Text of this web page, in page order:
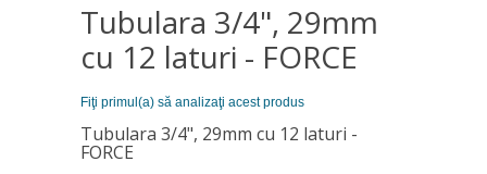
Tubulara 3/4", 29mm
cu 12 laturi - FORCE
Fiţi primul(a) să analizaţi acest produs
Tubulara 3/4", 29mm cu 12 laturi -
FORCE